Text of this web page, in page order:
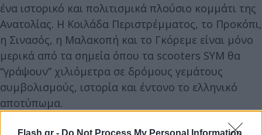
Flash.gr - Do Not Process My Personal Information
ένα ιστορικό και πολιτισμικά πλούσιο κομμάτι της
Ανατολίας. Η Κοιλάδα Περιστρέμματος, το Προκόπι,
η Σινασός, η Μαλακοπή και το Γκόρεμε είναι μόνο
μερικά από τα σημεία όπου τα scooters SYM θα
“γράψουν” χιλιόμετρα σε δρόμους γεμάτους
συμβολισμούς, ιστορία και έντονο το ελληνικό
αποτύπωμα.